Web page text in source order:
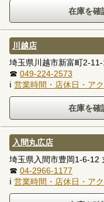
川越店
埼玉県川越市新富町2-
☎ 049-224-2573
ℹ 営業時間・店休日・ア
入間丸広店
埼玉県入間市豊岡1-6-12
☎ 04-2966-1177
ℹ 営業時間・店休日・ア